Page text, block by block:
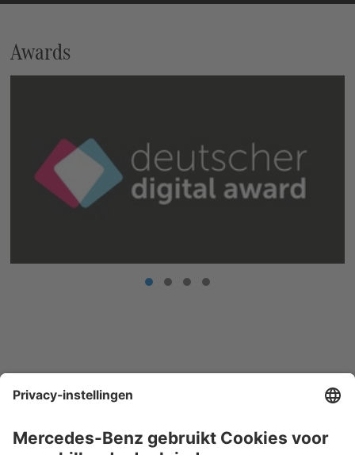
Awards
Neem contact met ons op.